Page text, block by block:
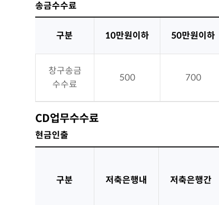
송금수수료
구분 10만원이하 50만원이하
창구송금
수수료
500 700
CD업무수수료
현금인출
구분 저축은행내 저축은행간